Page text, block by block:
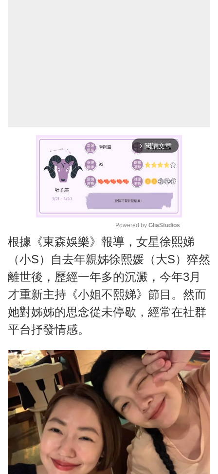
arrow_forward_ios 閱讀文章
M
Powered by GliaStudios
根據《東森娛樂》報導，女星徐熙娣
（小S）自去年親姊徐熙媛（大S）猝然
離世後，歷經一年多的沉澱，今年3月
才重新主持《小姐不熙娣》節目。然而
她對姊姊的思念從未停歇，經常在社群
平台抒發情感。